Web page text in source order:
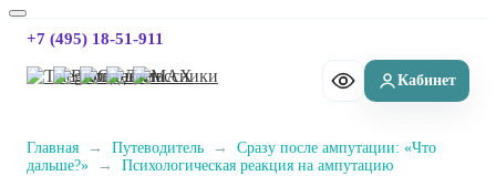
+7 (495) 18-51-911
Главная → Путеводитель →
Сразу после ампутации: «Что
дальше?»
→ Психологическая реакция на ампутацию